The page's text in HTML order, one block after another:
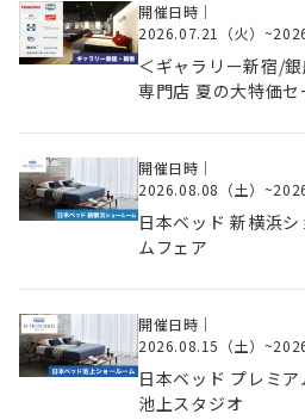
開催日時｜
2026.07.21（火） ~
＜ギャラリー新宿/
専門店 夏の大特価セ
開催日時｜
2026.08.08（土） ~
日本ベッド 新横浜
ムフェア
開催日時｜
2026.08.15（土） ~
日本ベッド プレミ
池上スタジオ